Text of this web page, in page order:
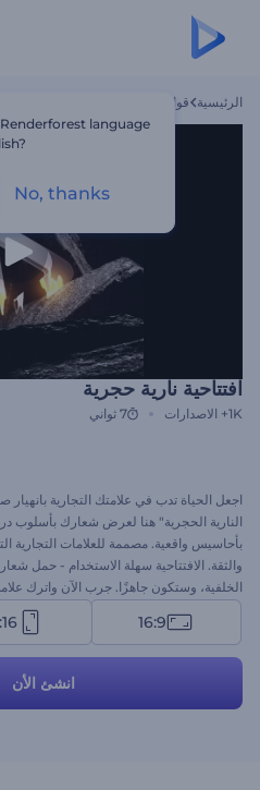
الرئيسية قوالب
افتتاحية نارية حجرية
1K+ الاصدارات 7 ثواني
اجعل الحياة تدب في علامتك التجارية بانهيار
النارية الحجرية" هنا لعرض شعارك بأسلوب
بأحاسيس واقعية. مصممة للعلامات التجارية
والثقة. الافتتاحية سهلة الاستخدام - حمل
الخلفية، وستكون جاهزًا. جرب الآن واترك
16:9
انشئ الأن
language
No, thanks